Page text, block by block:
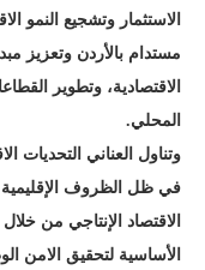
الاستثمار وتشجيع النمو
مستدام بالأردن وتعزيز
الاقتصادية، وتطوير
المحلي.
وتناول العناني التحديات
في ظل الظروف
الاقتصاد الإنتاجي من
الأساسية لتحقيق الامن